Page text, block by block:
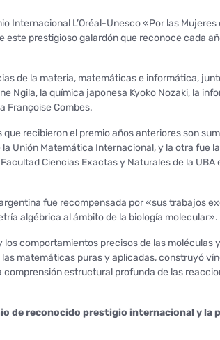
Internacional L’Oréal-Unesco «Por las
prestigioso galardón que reconoce cada
de la materia, matemáticas e informática,
Ngila, la química japonesa Kyoko Nozaki, la
Françoise Combes.
recibieron el premio años anteriores son
Unión Matemática Internacional, y la otra fue
Ciencias Exactas y Naturales de la UBA
fue recompensada por «sus trabajos
algébrica al ámbito de la biología molecular».
comportamientos precisos de las moléculas
matemáticas puras y aplicadas, construyó
estructural profunda de las
de reconocido prestigio internacional y la